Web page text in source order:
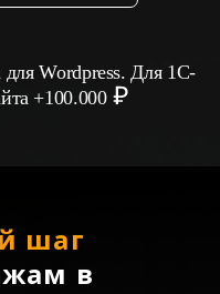
для Wordpress. Для 1С-
+100.000
шаг
в